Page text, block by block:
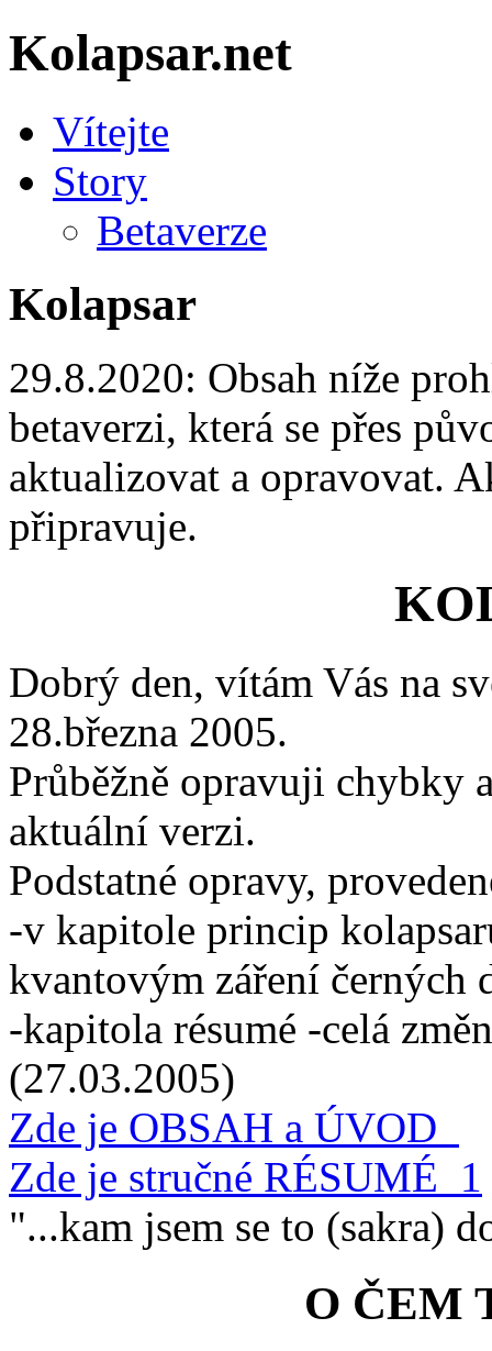
Kolapsar.net
Vítejte
Story
Betaverze
Kolapsar
29.8.2020: Obsah níže
betaverzi, která se přes
aktualizovat a opravovat.
připravuje.
Dobrý den, vítám Vás na
28.března 2005.
Průběžně opravuji chybky
aktuální verzi.
Podstatné opravy,
-v kapitole princip
kvantovým záření černých
-kapitola résumé -celá
(27.03.2005)
Zde je OBSAH a ÚVOD_
Zde je stručné RÉSUMÉ_1
"...kam jsem se to (sakra)
O ČEM